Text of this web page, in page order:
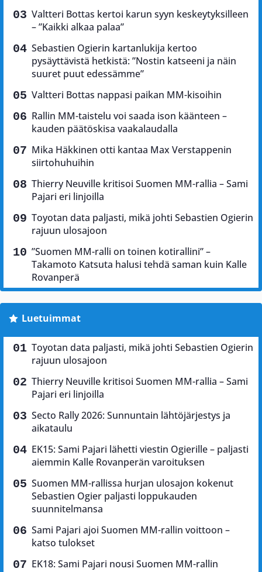
Valtteri Bottas kertoi karun syyn keskeytyksilleen
– ”Kaikki alkaa palaa”
Sebastien Ogierin kartanlukija kertoo
pysäyttävistä hetkistä: ”Nostin katseeni ja näin
suuret puut edessämme”
Valtteri Bottas nappasi paikan MM-kisoihin
Rallin MM-taistelu voi saada ison käänteen –
kauden päätöskisa vaakalaudalla
Mika Häkkinen otti kantaa Max Verstappenin
siirtohuhuihin
Thierry Neuville kritisoi Suomen MM-rallia – Sami
Pajari eri linjoilla
Toyotan data paljasti, mikä johti Sebastien Ogierin
rajuun ulosajoon
”Suomen MM-ralli on toinen kotirallini” –
Takamoto Katsuta halusi tehdä saman kuin Kalle
Rovanperä
Luetuimmat
Toyotan data paljasti, mikä johti Sebastien Ogierin
rajuun ulosajoon
Thierry Neuville kritisoi Suomen MM-rallia – Sami
Pajari eri linjoilla
Secto Rally 2026: Sunnuntain lähtöjärjestys ja
aikataulu
EK15: Sami Pajari lähetti viestin Ogierille – paljasti
aiemmin Kalle Rovanperän varoituksen
Suomen MM-rallissa hurjan ulosajon kokenut
Sebastien Ogier paljasti loppukauden
suunnitelmansa
Sami Pajari ajoi Suomen MM-rallin voittoon –
katso tulokset
EK18: Sami Pajari nousi Suomen MM-rallin